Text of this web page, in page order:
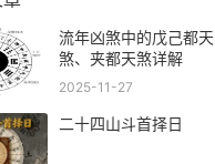
流年凶煞中的戊己都天
煞、夹都天煞详解
2025-11-27
二十四山斗首择日